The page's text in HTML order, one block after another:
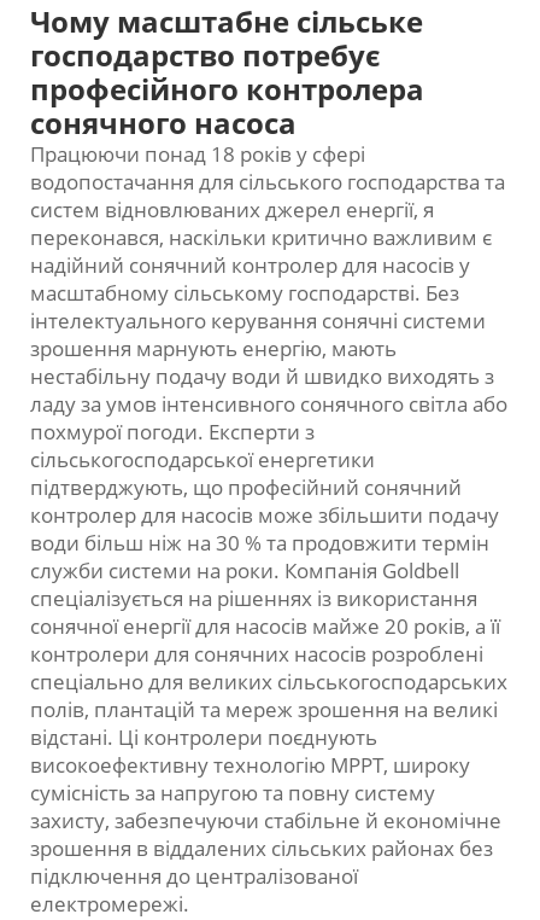
Чому масштабне сільське
господарство потребує
професійного контролера
сонячного насоса
Працюючи понад 18 років у сфері
водопостачання для сільського господарства та
систем відновлюваних джерел енергії, я
переконався, наскільки критично важливим є
надійний сонячний контролер для насосів у
масштабному сільському господарстві. Без
інтелектуального керування сонячні системи
зрошення марнують енергію, мають
нестабільну подачу води й швидко виходять з
ладу за умов інтенсивного сонячного світла або
похмурої погоди. Експерти з
сільськогосподарської енергетики
підтверджують, що професійний сонячний
контролер для насосів може збільшити подачу
води більш ніж на 30 % та продовжити термін
служби системи на роки. Компанія Goldbell
спеціалізується на рішеннях із використання
сонячної енергії для насосів майже 20 років, а її
контролери для сонячних насосів розроблені
спеціально для великих сільськогосподарських
полів, плантацій та мереж зрошення на великі
відстані. Ці контролери поєднують
високоефективну технологію MPPT, широку
сумісність за напругою та повну систему
захисту, забезпечуючи стабільне й економічне
зрошення в віддалених сільських районах без
підключення до централізованої
електромережі.